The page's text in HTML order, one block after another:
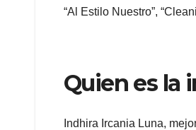
“Al Estilo Nuestro”,
Quien es la
Indhira Ircania Luna,